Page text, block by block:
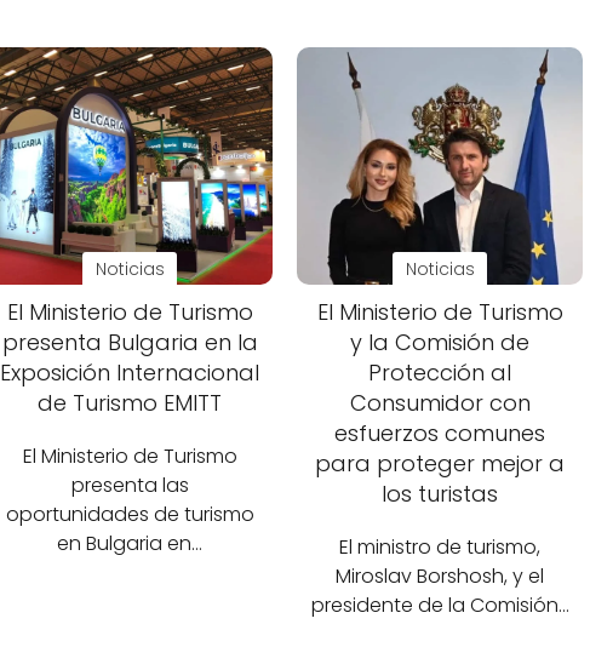
Noticias
El Ministerio de Turismo
presenta Bulgaria en la
Exposición Internacional
de Turismo EMITT
El Ministerio de Turismo
presenta las
oportunidades de turismo
en Bulgaria en…
Noticias
El Ministerio de Turismo
y la Comisión de
Protección al
Consumidor con
esfuerzos comunes
para proteger mejor a
los turistas
El ministro de turismo,
Miroslav Borshosh, y el
presidente de la Comisión…